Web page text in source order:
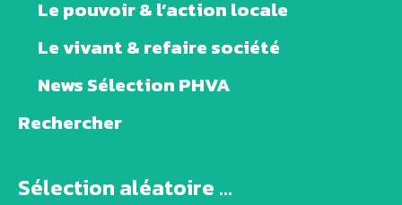
Le pouvoir & l’action locale
Le vivant & refaire société
News Sélection PHVA
Rechercher
Sélection aléatoire ...